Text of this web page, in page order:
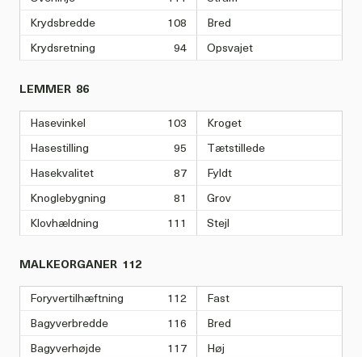
Krydsbredde
108
Bred
Krydsretning
94 Opsvajet
LEMMER 86
Hasevinkel 103
Kroget
Hasestilling
95
Tætstillede
Hasekvalitet
87
Fyldt
Knoglebygning
81
Grov
Klovhældning
111 Stejl
MALKEORGANER 112
Foryvertilhæftning 112
Fast
Bagyverbredde
116
Bred
Bagyverhøjde
117
Høj